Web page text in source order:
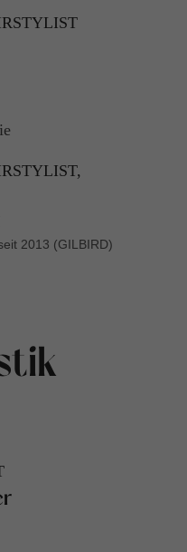
2013 (GILBIRD)